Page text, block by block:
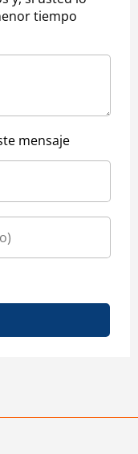
tiempo
mensaje